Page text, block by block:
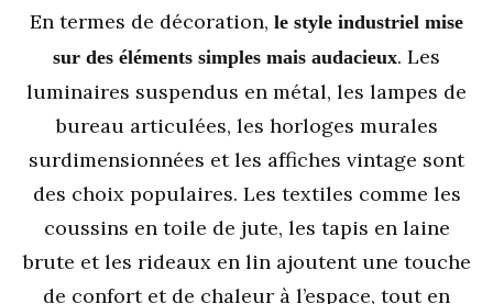
En termes de décoration, le style industriel mise
sur des éléments simples mais audacieux. Les
luminaires suspendus en métal, les lampes de
bureau articulées, les horloges murales
surdimensionnées et les affiches vintage sont
des choix populaires. Les textiles comme les
coussins en toile de jute, les tapis en laine
brute et les rideaux en lin ajoutent une touche
de confort et de chaleur à l’espace, tout en